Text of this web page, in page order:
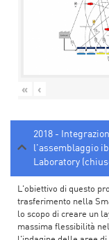
« ‹
2018 -
l'assemblaggio
Laboratory
L'obiettivo di questo
trasferimento nella
lo scopo di creare un
massima flessibilità